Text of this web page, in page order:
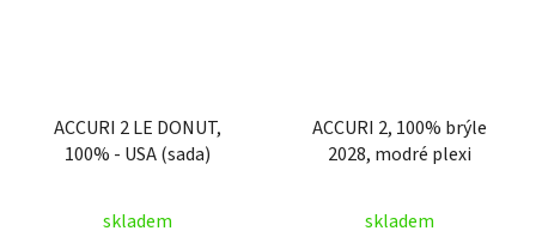
ACCURI 2 LE DONUT,
100% - USA (sada)
skladem
ACCURI 2, 100% brýle
2028, modré plexi
skladem